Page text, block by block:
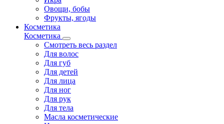
Овощи, бобы
Фрукты, ягоды
Косметика
Косметика
Смотреть весь раздел
Для волос
Для губ
Для детей
Для лица
Для ног
Для рук
Для тела
Масла косметические